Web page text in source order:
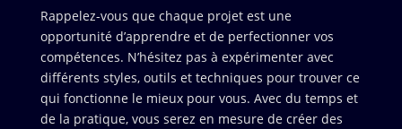
Rappelez-vous que chaque projet est une
opportunité d’apprendre et de perfectionner vos
compétences. N’hésitez pas à expérimenter avec
différents styles, outils et techniques pour trouver ce
qui fonctionne le mieux pour vous. Avec du temps et
de la pratique, vous serez en mesure de créer des